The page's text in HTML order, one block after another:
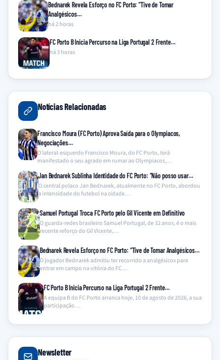
Bednarek Revela Esforço no FC Porto: “Tive de Tomar
Analgésicos…
há 2 horas
FC Porto B Inicia Percurso na Liga Portugal 2 Frente…
há 3 horas
Notícias Relacionadas
Francisco Moura (FC Porto) Aprova Saída para o Olympiacos,
Negociações…
O lateral-esquerdo Francisco Moura, do FC Porto, terá
manifestado o seu agrado em rumar ao Olympiacos,…
Jan Bednarek Sublinha Identidade do FC Porto: “Não posso usar…
O central polaco Jan Bednarek, atualmente no FC Porto, abordou
a intensidade do futebol na cidade…
Samuel Portugal Troca FC Porto pelo Gil Vicente em Definitivo
O guarda-redes brasileiro Samuel Portugal, de 32 anos, é o mais
recente reforço do Gil Vicente,…
Bednarek Revela Esforço no FC Porto: “Tive de Tomar Analgésicos…
O jogador Bednarek admitiu ter recorrido a analgésicos para
entrar em campo na vitória do FC…
FC Porto B Inicia Percurso na Liga Portugal 2 Frente…
A equipa B do FC Porto arranca hoje, 10 de agosto de 2026, a sua
participação…
Newsletter